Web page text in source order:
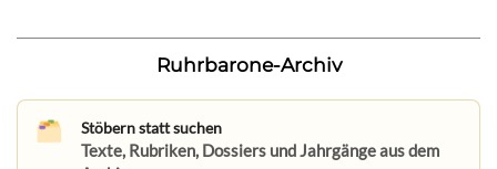
Ruhrbarone-Archiv
Stöbern statt suchen
Texte, Rubriken, Dossiers und Jahrgänge aus dem